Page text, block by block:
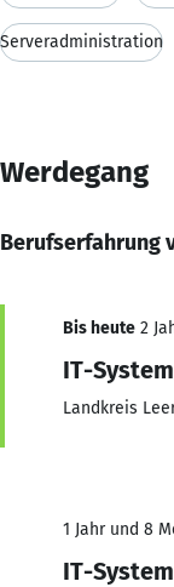
Serveradministration
Werdegang
Berufserfahrung
Bis heute 2
IT-
Landkreis
1 Jahr und 8
IT-